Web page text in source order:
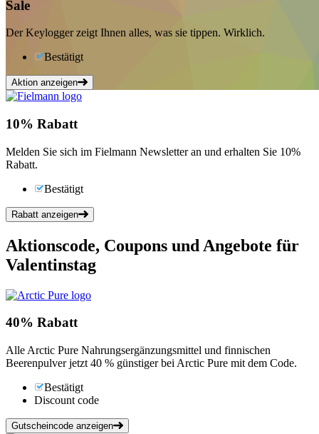
Sale
Der Keylogger zeigt Ihnen alles, was sie tippen. Wirklich.
Bestätigt
Aktion anzeigen
10% Rabatt
Melden Sie sich im Fielmann Newsletter an und erhalten Sie 10%
Rabatt.
Bestätigt
Rabatt anzeigen
Aktionscode, Coupons und Angebote für
Valentinstag
40% Rabatt
Alle Arctic Pure Nahrungsergänzungsmittel und finnischen
Beerenpulver jetzt 40 % günstiger bei Arctic Pure mit dem Code.
Bestätigt
Discount code
Gutscheincode anzeigen